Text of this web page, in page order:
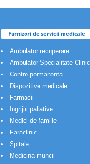
Furnizori de servicii medicale
Ambulator recuperare
Ambulator Specialitate Clinic
Centre permanenta
Dispozitive medicale
Farmacii
Ingrijiri paliative
Medici de familie
Paraclinic
Spitale
Medicina muncii